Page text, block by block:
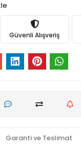
Güvenli Alışveriş
Garanti ve Teslimat